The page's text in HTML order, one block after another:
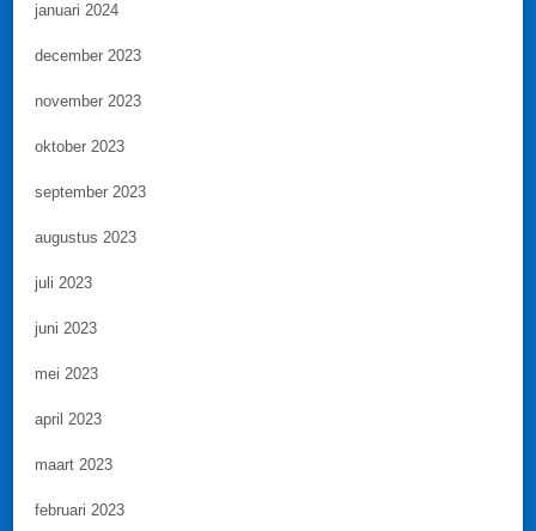
januari 2024
december 2023
november 2023
oktober 2023
september 2023
augustus 2023
juli 2023
juni 2023
mei 2023
april 2023
maart 2023
februari 2023